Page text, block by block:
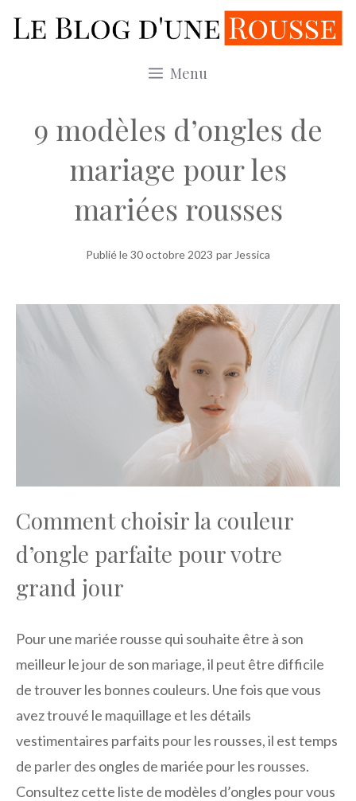
au
Menu
9 modèles d’ongles de
mariage pour les
mariées rousses
Publié le30 octobre 2023 par Jessica
Comment choisir la couleur
d’ongle parfaite pour votre
grand jour
Pour une mariée rousse qui souhaite être à son
meilleur le jour de son mariage, il peut être difficile
de trouver les bonnes couleurs. Une fois que vous
avez trouvé le maquillage et les détails
vestimentaires parfaits pour les rousses, il est temps
de parler des ongles de mariée pour les rousses.
Consultez cette liste de modèles d’ongles pour vous